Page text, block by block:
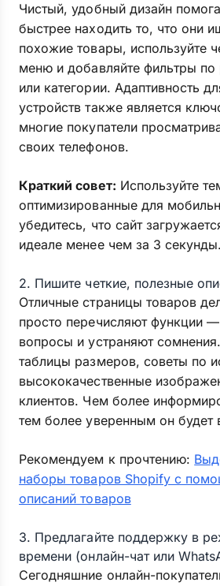
Чистый, удобный дизайн
быстрее находить то, что они
похожие товары, используйте
меню и добавляйте фильтры по
или категории. Адаптивность
устройств также является
многие покупатели
своих телефонов.
Краткий совет: Используйте
оптимизированные для
убедитесь, что сайт
идеале менее чем за 3 секунды.
2. Пишите четкие, полезные
Отличные страницы товаров
просто перечисляют функции
вопросы и устраняют
таблицы размеров, советы по
высококачественные
клиентов. Чем более
тем более уверенным он будет
Рекомендуем к прочтению:
наборы товаров Shopify с
описаний товаров
3. Предлагайте поддержку в
времени (онлайн-чат или
Сегодняшние онлайн-